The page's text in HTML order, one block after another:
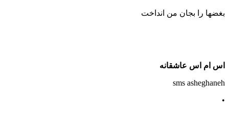
بغضها را بجان من انداخت
اس ام اس عاشقانه
sms asheghaneh
•